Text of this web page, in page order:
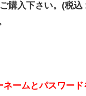
購入下さい。(税込
ネームとパスワード